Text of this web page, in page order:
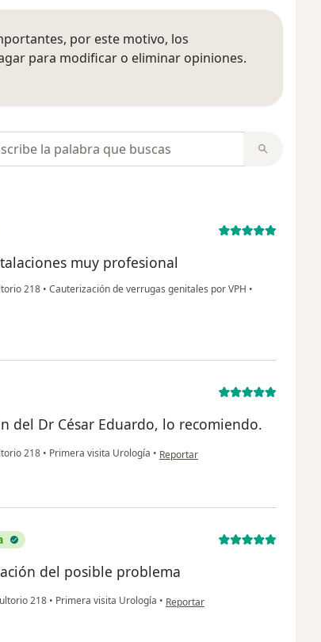
por este motivo, los
para modificar o eliminar opiniones.
en opiniones
muy profesional
218 • Cauterización de verrugas genitales por VPH •
del Dr César Eduardo, lo recomiendo.
218 • Primera visita Urología • en opinión del usuario G S
Reportar
del posible problema
218 • Primera visita Urología • en opinión del usuario Santos mauro
Reportar